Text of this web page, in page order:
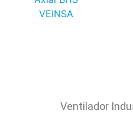
Ventilador